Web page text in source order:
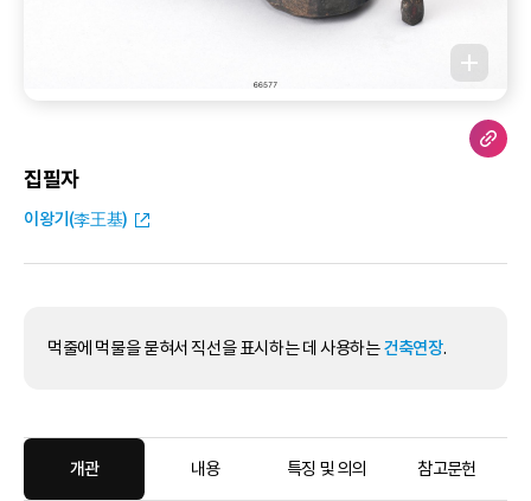
집필자
이왕기(李王基)
먹줄에 먹물을 묻혀서 직선을 표시하는 데 사용하는건축연장.
개관 내용 특징 및 의의 참고문헌